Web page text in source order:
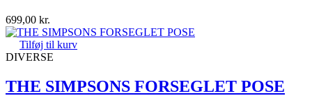
699,00 kr.
Tilføj til kurv
DIVERSE
THE SIMPSONS FORSEGLET POSE